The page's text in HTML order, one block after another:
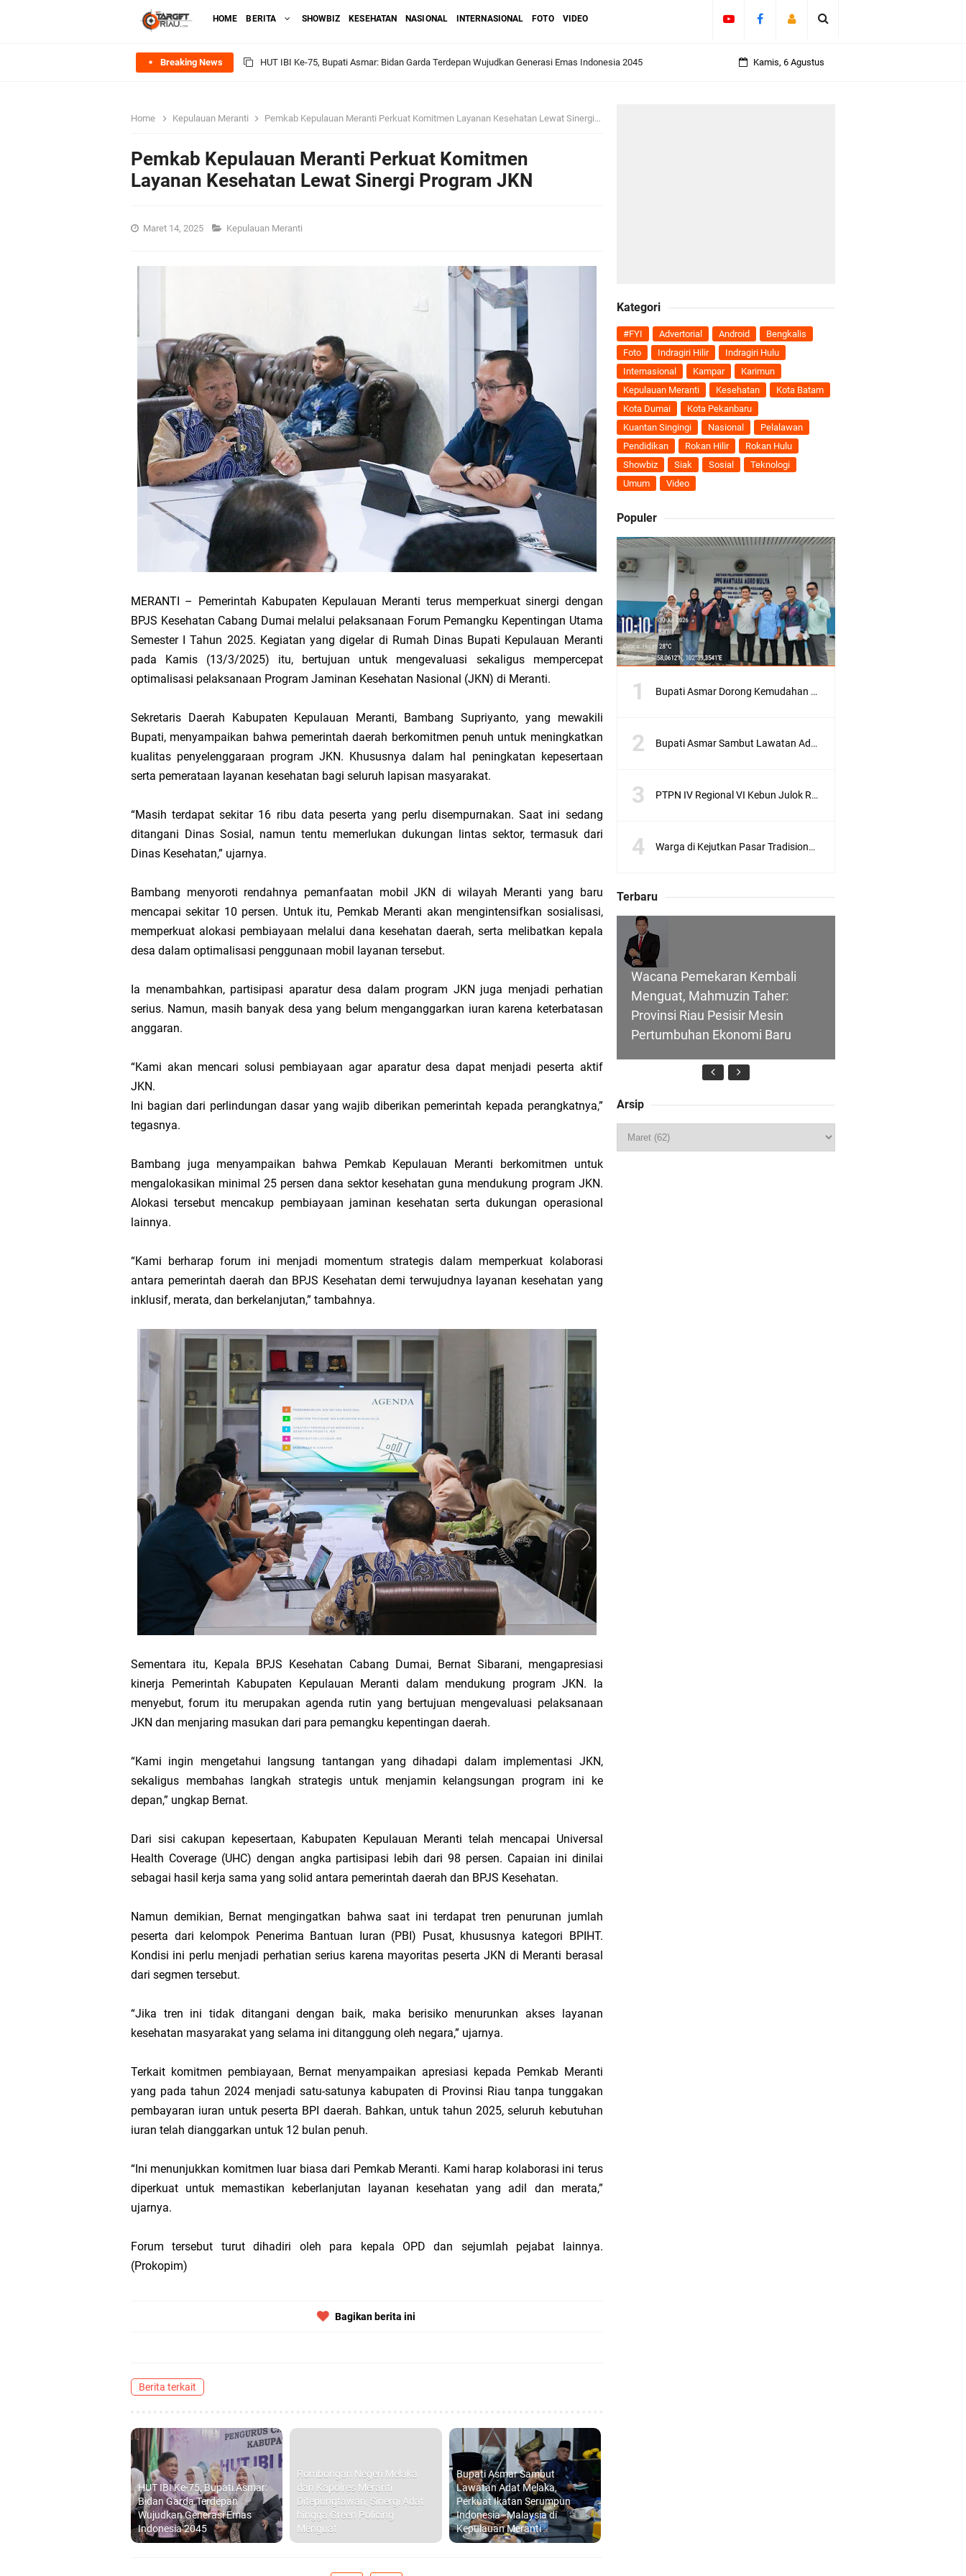
HOME BERITA SHOWBIZ KESEHATAN NASIONAL INTERNASIONAL FOTO VIDEO
Breaking News Rombongan Negeri Melaka dan Kapolres Meranti Ditepungtawari, Sinergi Adat hingga Green Policing Menguat
DPRD Kepulauan Meranti Sahkan Ranperda Pertanggungjawaban APBD 2025, Pemkab Siap Tindaklanjuti 11
PTPN IV Regional VI Kebun Julok Rayeuk Utara Serahkan Bantuan Mesin Genset untuk Dayah Darul Fata
Bupati Asmar Tegaskan MoU Pemkab dan PLN Harus Berdampak Nyata bagi Masyarakat Meranti
Wacana Pemekaran Kembali Menguat, Mahmuzin Taher: Provinsi Riau Pesisir Mesin Pertumbuhan Ekonomi
Baru
Bupati Asmar dan PLN UP3 Dumai Perkuat Sinergi, Pastikan Layanan Listrik Kepulauan Meranti Semakin Andal
Pemerintah Kabupaten Kepulauan Meranti Kembali Merombak 3 Pejabat Eselon III. A Serta III. B
Pemkab Meranti dan Unilak Perkuat Sinergi Tingkatkan Kualitas SDM Daerah
133 Personel Berprestasi Diguyur Penghargaan, Kapolda Riau: Bangun Kepercayaan Publik dengan Karya Nyata
Wabup Muzamil Bahas Penegasan Batas Wilayah Kepulauan Meranti, Kemendagri Beri Arahan Pengusulan
Hak DBH
Hari Mangrove Sedunia, Yayasan Generasi Hijau Beri Penghargaan kepada Kapolda Riau
Audiensi Bupati Asmar Berbuah Komitmen BNPP RI Kawal Pembangunan Kawasan Perbatasan Meranti
Feni Utami Angkat Suara, Lagi-Lagi Fitnah Penipuan Terpa Bidang Saspras Disdik Kepulauan Meranti
Camat Pulau Merbau Hermansyah, S.H. Sampaikan Tahniah Hari Jadi ke-14 Kecamatan Tasik Putri Puyu
Pelepasan TEP 2026 IPB University, Wamen Viva Yoga: Kampus Berkontribusi Memajukan Kawasan
Transmigrasi
Bupati Meranti Perjuangkan Status Jalan Nasional, Usulkan Ruas Strategis dan Jembatan Penghubung ke
Kementerian PU
Bupati Asmar Hadiri Sarasehan Kebangsaan MPR RI, Dorong Kemandirian Fiskal Daerah Melalui Skema
Obligasi Daerah
Kamis, 6 Agustus
Home Kepulauan Meranti Pemkab Kepulauan Meranti Perkuat Komitmen Layanan Kesehatan Lewat Sinergi Program JKN
Pemkab Kepulauan Meranti Perkuat Komitmen
Layanan Kesehatan Lewat Sinergi Program JKN
Maret 14, 2025 Kepulauan Meranti
MERANTI – Pemerintah Kabupaten Kepulauan Meranti terus memperkuat sinergi dengan
BPJS Kesehatan Cabang Dumai melalui pelaksanaan Forum Pemangku Kepentingan Utama
Semester I Tahun 2025. Kegiatan yang digelar di Rumah Dinas Bupati Kepulauan Meranti
pada Kamis (13/3/2025) itu, bertujuan untuk mengevaluasi sekaligus mempercepat
optimalisasi pelaksanaan Program Jaminan Kesehatan Nasional (JKN) di Meranti.
Sekretaris Daerah Kabupaten Kepulauan Meranti, Bambang Supriyanto, yang mewakili
Bupati, menyampaikan bahwa pemerintah daerah berkomitmen penuh untuk meningkatkan
kualitas penyelenggaraan program JKN. Khususnya dalam hal peningkatan kepesertaan
serta pemerataan layanan kesehatan bagi seluruh lapisan masyarakat.
“Masih terdapat sekitar 16 ribu data peserta yang perlu disempurnakan. Saat ini sedang
ditangani Dinas Sosial, namun tentu memerlukan dukungan lintas sektor, termasuk dari
Dinas Kesehatan,” ujarnya.
Bambang menyoroti rendahnya pemanfaatan mobil JKN di wilayah Meranti yang baru
mencapai sekitar 10 persen. Untuk itu, Pemkab Meranti akan mengintensifkan sosialisasi,
memperkuat alokasi pembiayaan melalui dana kesehatan daerah, serta melibatkan kepala
desa dalam optimalisasi penggunaan mobil layanan tersebut.
Ia menambahkan, partisipasi aparatur desa dalam program JKN juga menjadi perhatian
serius. Namun, masih banyak desa yang belum menganggarkan iuran karena keterbatasan
anggaran.
“Kami akan mencari solusi pembiayaan agar aparatur desa dapat menjadi peserta aktif
JKN.
Ini bagian dari perlindungan dasar yang wajib diberikan pemerintah kepada perangkatnya,”
tegasnya.
Bambang juga menyampaikan bahwa Pemkab Kepulauan Meranti berkomitmen untuk
mengalokasikan minimal 25 persen dana sektor kesehatan guna mendukung program JKN.
Alokasi tersebut mencakup pembiayaan jaminan kesehatan serta dukungan operasional
lainnya.
“Kami berharap forum ini menjadi momentum strategis dalam memperkuat kolaborasi
antara pemerintah daerah dan BPJS Kesehatan demi terwujudnya layanan kesehatan yang
inklusif, merata, dan berkelanjutan,” tambahnya.
Sementara itu, Kepala BPJS Kesehatan Cabang Dumai, Bernat Sibarani, mengapresiasi
kinerja Pemerintah Kabupaten Kepulauan Meranti dalam mendukung program JKN. Ia
menyebut, forum itu merupakan agenda rutin yang bertujuan mengevaluasi pelaksanaan
JKN dan menjaring masukan dari para pemangku kepentingan daerah.
“Kami ingin mengetahui langsung tantangan yang dihadapi dalam implementasi JKN,
sekaligus membahas langkah strategis untuk menjamin kelangsungan program ini ke
depan,” ungkap Bernat.
Dari sisi cakupan kepesertaan, Kabupaten Kepulauan Meranti telah mencapai Universal
Health Coverage (UHC) dengan angka partisipasi lebih dari 98 persen. Capaian ini dinilai
sebagai hasil kerja sama yang solid antara pemerintah daerah dan BPJS Kesehatan.
Namun demikian, Bernat mengingatkan bahwa saat ini terdapat tren penurunan jumlah
peserta dari kelompok Penerima Bantuan Iuran (PBI) Pusat, khususnya kategori BPIHT.
Kondisi ini perlu menjadi perhatian serius karena mayoritas peserta JKN di Meranti berasal
dari segmen tersebut.
“Jika tren ini tidak ditangani dengan baik, maka berisiko menurunkan akses layanan
kesehatan masyarakat yang selama ini ditanggung oleh negara,” ujarnya.
Terkait komitmen pembiayaan, Bernat menyampaikan apresiasi kepada Pemkab Meranti
yang pada tahun 2024 menjadi satu-satunya kabupaten di Provinsi Riau tanpa tunggakan
pembayaran iuran untuk peserta BPI daerah. Bahkan, untuk tahun 2025, seluruh kebutuhan
iuran telah dianggarkan untuk 12 bulan penuh.
“Ini menunjukkan komitmen luar biasa dari Pemkab Meranti. Kami harap kolaborasi ini terus
diperkuat untuk memastikan keberlanjutan layanan kesehatan yang adil dan merata,”
ujarnya.
Forum tersebut turut dihadiri oleh para kepala OPD dan sejumlah pejabat lainnya.
(Prokopim)
Bagikan berita ini
Berita terkait
HUT IBI Ke-75, Bupati Asmar:
Bidan Garda Terdepan
Wujudkan Generasi Emas
Indonesia 2045
Rombongan Negeri Melaka
dan Kapolres Meranti
Ditepungtawari, Sinergi Adat
hingga Green Policing
Menguat
Bupati Asmar Sambut
Lawatan Adat Melaka,
Perkuat Ikatan Serumpun
Indonesia–Malaysia di
Kepulauan Meranti
Kategori
#FYI Advertorial Android
Bengkalis
Foto
Indragiri Hilir
Indragiri Hulu
Internasional
Kampar
Karimun
Kepulauan Meranti
Kesehatan
Kota Batam
Kota Dumai
Kota Pekanbaru
Kuantan Singingi
Nasional
Pelalawan
Pendidikan
Rokan Hilir
Rokan Hulu
Showbiz
Siak Sosial
Teknologi
Umum
Video
Populer
Bupati Asmar Dorong Kemudahan Layanan Pensiun ASN melalui Sinergi dengan BRK Syariah
Bupati Asmar Sambut Lawatan Adat Melaka, Perkuat Ikatan Serumpun Indonesia–Malaysia di Kepulauan Meranti
PTPN IV Regional VI Kebun Julok Rayeuk Utara Serahkan Bantuan Mesin Genset untuk Dayah Darul Fata
Warga di Kejutkan Pasar Tradisional Kota Tembilahan Dilalap Api Dini Hari
Terbaru
Wacana Pemekaran Kembali
Menguat, Mahmuzin Taher:
Provinsi Riau Pesisir Mesin
Pertumbuhan Ekonomi Baru
HUT IBI Ke-75, Bupati Asmar:
Arsip